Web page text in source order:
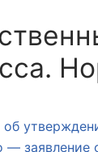
об
— заявление